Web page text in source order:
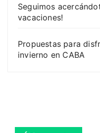
Seguimos
vacaciones!
Propuestas para
invierno en CABA